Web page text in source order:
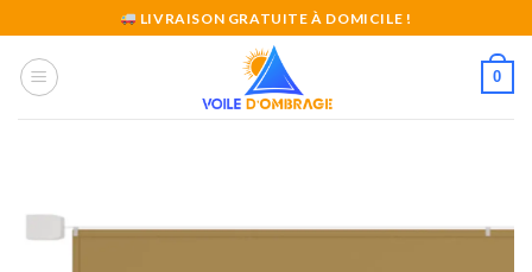
to
content
LIVRAISON GRATUITE À DOMICILE !
0